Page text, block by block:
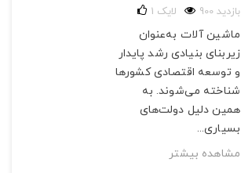
900 بازدید 1 لایک
ماشین آلات به‌عنوان
زیربنای بنیادی رشد پایدار
و توسعه اقتصادی کشورها
شناخته می‌شوند. به
همین دلیل دولت‌های
بسیاری...
مشاهده بیشتر